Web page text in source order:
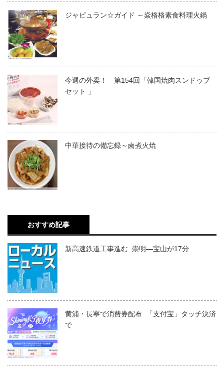
ジャピュラン☆ガイド ～焱格格素食料理火鍋
今週の外卖！ 第154回「韓国焼肉スンドゥブ
セット 」
中華接待の備忘録～鹵煮火焼
おすすめ記事
新高速鉄道工事進む 崇明―宝山が17分
黄浦・長寧で消費券配布 「支付宝」タッチ決済
で